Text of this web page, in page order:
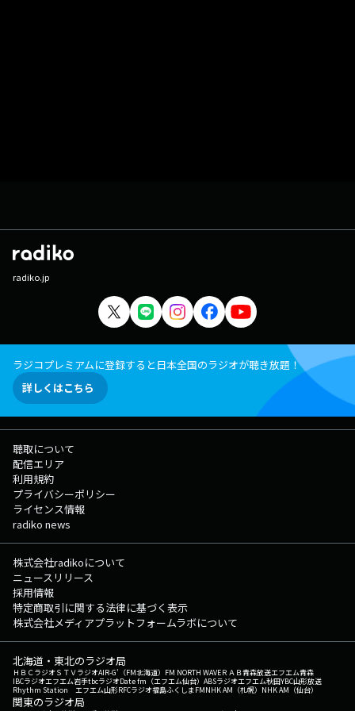
radiko.jp
ラジコプレミアムに登録すると日本全国のラジオが聴き放題！
詳しくはこちら
聴取について
配信エリア
利用規約
プライバシーポリシー
ライセンス情報
radiko news
株式会社radikoについて
ニュースリリース
採用情報
特定商取引に関する法律に基づく表示
株式会社メディアプラットフォームラボについて
北海道・東北のラジオ局
ＨＢＣラジオＳＴＶラジオAIR-G'（FM北海道） FM NORTH WAVEＲＡＢ青森放送エフエム青森
IBCラジオエフエム岩手tbcラジオDate fm（エフエム仙台） ABSラジオエフエム秋田YBC山形放送
Rhythm Station エフエム山形RFCラジオ福島ふくしまFMNHK AM（札幌） NHK AM（仙台）
関東のラジオ局